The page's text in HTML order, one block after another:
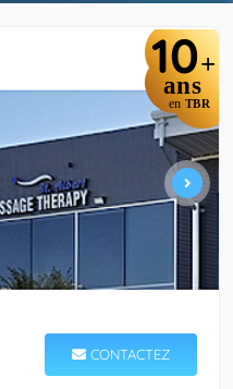
10+
ans
en TBR
CONTACTEZ